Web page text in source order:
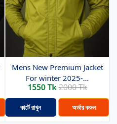
Mens New Premium Jacket
For winter 2025-...
1550 Tk2000 Tk
কার্টে রাখুন অর্ডার করুন